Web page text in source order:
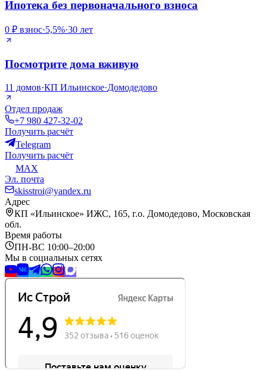
Ипотека без первоначального взноса
0 ₽ взнос·5,5%·30 лет
Посмотрите дома вживую
11 домов·КП Ильинское·Домодедово
Отдел продаж
+7 980 427-32-02
Получить расчёт
Telegram
Получить расчёт
MAX
Эл. почта
skisstroi@yandex.ru
Адрес
КП «Ильинское» ИЖС, 165, г.о. Домодедово, Московская
обл.
Время работы
ПН-ВС 10:00–20:00
Мы в социальных сетях